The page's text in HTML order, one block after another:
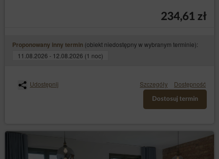
234,61 zł
Proponowany inny termin (obiekt niedostępny w wybranym terminie):
11.08.2026 - 12.08.2026 (1 noc)
Udostępnij Szczegóły Dostępność
Dostosuj termin